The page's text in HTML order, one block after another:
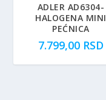
ADLER AD6304-
HALOGENA MINI
PEĆNICA
7.799,00 RSD